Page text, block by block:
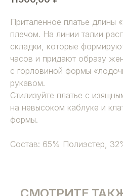
Приталенное платье длины
плечом. На линии талии
складки, которые
часов и придают образу
с горловиной формы
рукавом.
Стилизуйте платье с
на невысоком каблуке и
формы.
Состав: 65% Полиэстер,